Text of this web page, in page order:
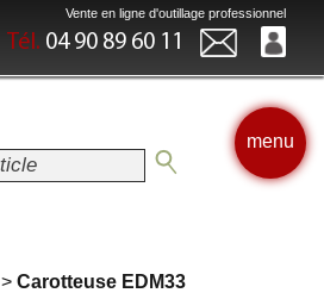
Vente en ligne d'outillage professionnel
Tél. 04 90 89 60 11
menu
>Carotteuse EDM33